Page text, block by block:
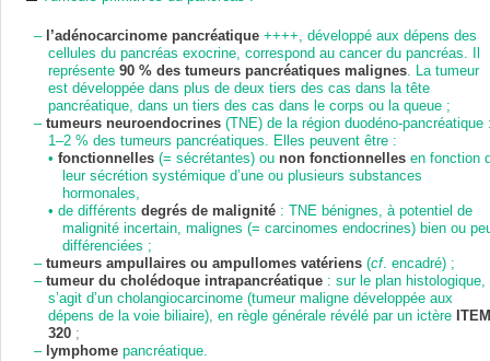
– l’adénocarcinome pancréatique++++, développé aux dépens des
cellules du pancréas exocrine, correspond au cancer du pancréas. Il
représente 90 % des tumeurs pancréatiques malignes. La tumeur
est développée dans plus de deux tiers des cas dans la tête
pancréatique, dans un tiers des cas dans le corps ou la queue ;
– tumeurs neuroendocrines(TNE) de la région duodéno-pancréatique
1–2 % des tumeurs pancréatiques. Elles peuvent être :
• fonctionnelles(= sécrétantes) ou non fonctionnellesen fonction
leur sécrétion systémique d’une ou plusieurs substances
hormonales,
• de différents degrés de malignité: TNE bénignes, à potentiel de
malignité incertain, malignes (= carcinomes endocrines) bien ou
différenciées ;
– tumeurs ampullaires ou ampullomes vatériens(cf. encadré) ;
– tumeur du cholédoque intrapancréatique: sur le plan histologique,
s’agit d’un cholangiocarcinome (tumeur maligne développée aux
dépens de la voie biliaire), en règle générale révélé par un ictère ITEM
320;
– lymphomepancréatique.